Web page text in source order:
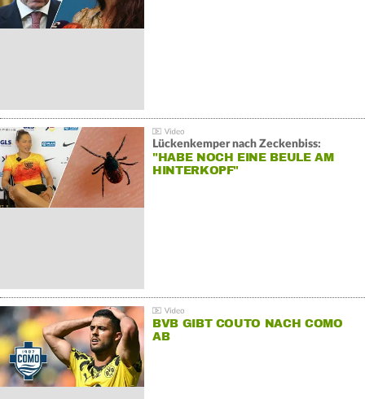
Lückenkemper nach Zeckenbiss:
"HABE NOCH EINE BEULE AM
HINTERKOPF"
BVB GIBT COUTO NACH COMO
AB